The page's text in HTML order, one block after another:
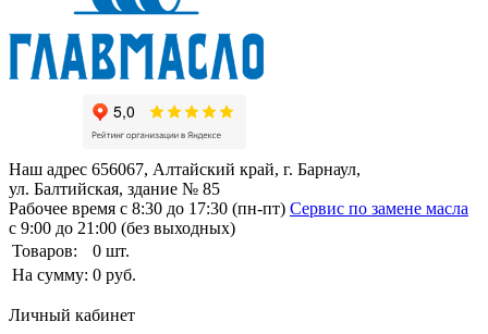
Наш адрес 656067, Алтайский край, г. Барнаул,
ул. Балтийская, здание № 85
Рабочее время с 8:30 до 17:30 (пн-пт) Сервис по замене масла
с 9:00 до 21:00 (без выходных)
Товаров:
0 шт.
На сумму: 0 руб.
Личный кабинет